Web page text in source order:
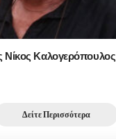
Νίκος Καλογερόπουλος
Δείτε Περισσότερα